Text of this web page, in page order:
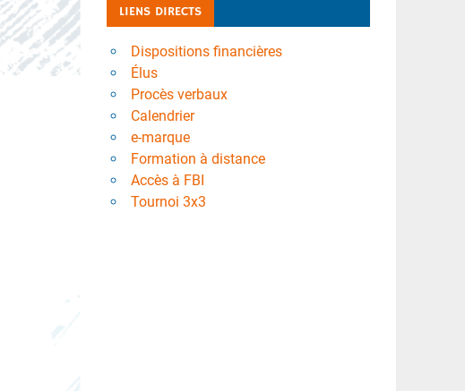
LIENS DIRECTS
Dispositions financières
Élus
Procès verbaux
Calendrier
e-marque
Formation à distance
Accès à FBI
Tournoi 3x3